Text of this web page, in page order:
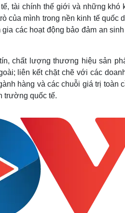
tài chính thế giới và những khó
của mình trong nền kinh tế quốc
các hoạt động bảo đảm an
chất lượng thương hiệu sản
liên kết chặt chẽ với các
hàng và các chuỗi giá trị toàn
trường quốc tế.